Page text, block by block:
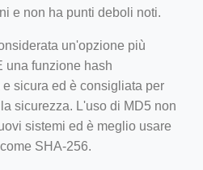
e non ha punti deboli noti.
un'opzione più
una funzione hash
sicura ed è consigliata per
sicurezza. L'uso di MD5 non
sistemi ed è meglio usare
SHA-256.